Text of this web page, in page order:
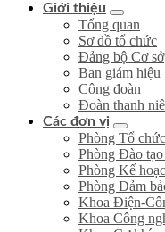
Giới thiệu
Tổng quan
Sơ đồ tổ chức
Đảng bộ Cơ sở
Ban giám hiệu
Công đoàn
Đoàn thanh
Các đơn vị
Phòng Tổ
Phòng Đào
Phòng Kế
Phòng Đảm
Khoa Điện-
Khoa Công